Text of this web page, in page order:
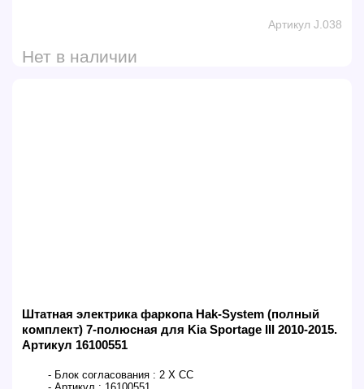
Артикул J.038
Нет в наличии
Штатная электрика фаркопа Hak-System (полный
комплект) 7-полюсная для Kia Sportage III 2010-2015.
Артикул 16100551
- Блок согласования : 2 X CC